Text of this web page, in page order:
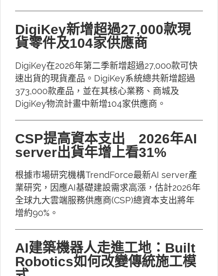
DigiKey新增超過27,000款現
貨零件及104家供應商
DigiKey在2026年第二季新增超過27,000款可快
速出貨的現貨產品。DigiKey系統總共新增超過
373,000款產品，並在其核心業務、商城及
DigiKey物流計畫中新增104家供應商。
CSP提高資本支出 2026年AI
server出貨年增上看31%
根據市場研究機構TrendForce最新AI server產
業研究，因應AI基礎建設需求高漲，估計2026年
全球九大雲端服務供應商(CSP)總資本支出將年
增約90%。
AI建築機器人走進工地：Built
Robotics如何改變傳統施工模